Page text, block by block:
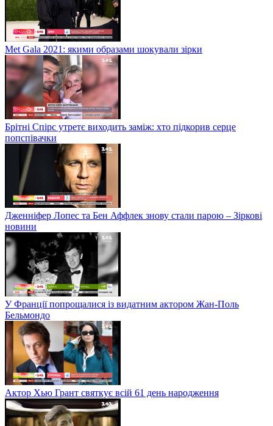
Met Gala 2021: якими образами шокували зірки
Брітні Спірс утретє виходить заміж: хто підкорив серце
попспівачки
Дженніфер Лопес та Бен Аффлек знову стали парою – Зіркові
новини
У Франції попрощалися із видатним актором Жан-Поль
Бельмондо
Актор Хью Грант святкує всій 61 день народження